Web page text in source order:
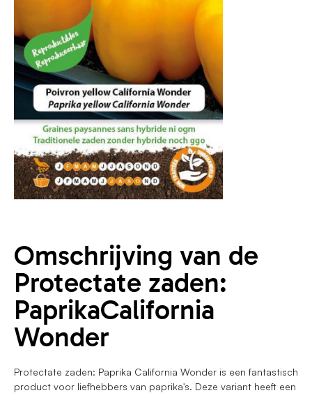
Omschrijving van de
Protectate zaden:
PaprikaCalifornia
Wonder
Protectate zaden: Paprika California Wonder is een fantastisch
product voor liefhebbers van paprika's. Deze variant heeft een